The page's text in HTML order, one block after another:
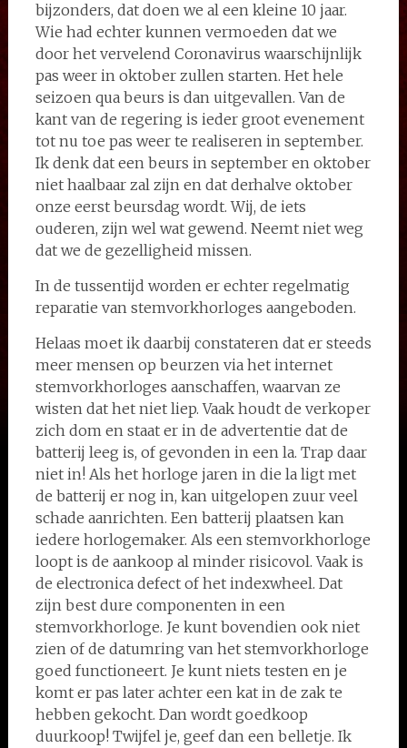
bijzonders, dat doen we al een kleine 10 jaar.
Wie had echter kunnen vermoeden dat we
door het vervelend Coronavirus waarschijnlijk
pas weer in oktober zullen starten. Het hele
seizoen qua beurs is dan uitgevallen. Van de
kant van de regering is ieder groot evenement
tot nu toe pas weer te realiseren in september.
Ik denk dat een beurs in september en oktober
niet haalbaar zal zijn en dat derhalve oktober
onze eerst beursdag wordt. Wij, de iets
ouderen, zijn wel wat gewend. Neemt niet weg
dat we de gezelligheid missen.
In de tussentijd worden er echter regelmatig
reparatie van stemvorkhorloges aangeboden.
Helaas moet ik daarbij constateren dat er steeds
meer mensen op beurzen via het internet
stemvorkhorloges aanschaffen, waarvan ze
wisten dat het niet liep. Vaak houdt de verkoper
zich dom en staat er in de advertentie dat de
batterij leeg is, of gevonden in een la. Trap daar
niet in! Als het horloge jaren in die la ligt met
de batterij er nog in, kan uitgelopen zuur veel
schade aanrichten. Een batterij plaatsen kan
iedere horlogemaker. Als een stemvorkhorloge
loopt is de aankoop al minder risicovol. Vaak is
de electronica defect of het indexwheel. Dat
zijn best dure componenten in een
stemvorkhorloge. Je kunt bovendien ook niet
zien of de datumring van het stemvorkhorloge
goed functioneert. Je kunt niets testen en je
komt er pas later achter een kat in de zak te
hebben gekocht. Dan wordt goedkoop
duurkoop! Twijfel je, geef dan een belletje. Ik